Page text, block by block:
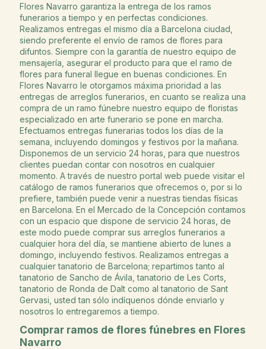
Flores Navarro garantiza la entrega de los ramos
funerarios a tiempo y en perfectas condiciones.
Realizamos entregas el mismo día a Barcelona ciudad,
siendo preferente el envío de ramos de flores para
difuntos. Siempre con la garantía de nuestro equipo de
mensajería, asegurar el producto para que el ramo de
flores para funeral llegue en buenas condiciones. En
Flores Navarro le otorgamos máxima prioridad a las
entregas de arreglos funerarios, en cuanto se realiza una
compra de un ramo fúnebre nuestro equipo de floristas
especializado en arte funerario se pone en marcha.
Efectuamos entregas funerarias todos los días de la
semana, incluyendo domingos y festivos por la mañana.
Disponemos de un servicio 24 horas, para que nuestros
clientes puedan contar con nosotros en cualquier
momento. A través de nuestro portal web puede visitar el
catálogo de ramos funerarios que ofrecemos o, por si lo
prefiere, también puede venir a nuestras tiendas físicas
en Barcelona. En el Mercado de la Concepción contamos
con un espacio que dispone de servicio 24 horas, de
este modo puede comprar sus arreglos funerarios a
cualquier hora del día, se mantiene abierto de lunes a
domingo, incluyendo festivos. Realizamos entregas a
cualquier tanatorio de Barcelona; repartimos tanto al
tanatorio de Sancho de Ávila, tanatorio de Les Corts,
tanatorio de Ronda de Dalt como al tanatorio de Sant
Gervasi, usted tan sólo indíquenos dónde enviarlo y
nosotros lo entregaremos a tiempo.
Comprar ramos de flores fúnebres en Flores
Navarro